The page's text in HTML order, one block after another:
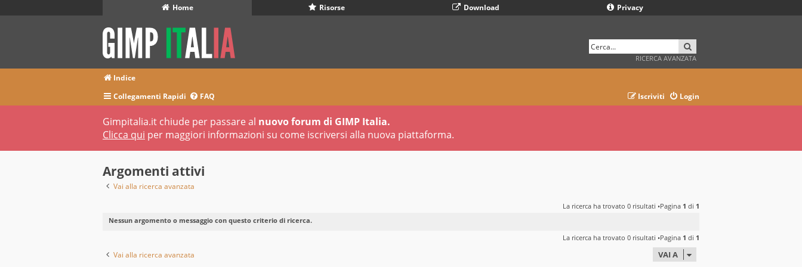
Home Risorse Download Privacy
RICERCA AVANZATA
Indice
Collegamenti Rapidi
FAQ Login
Iscriviti
Gimpitalia.it chiude per passare al nuovo forum di GIMP Italia.
Clicca qui per maggiori informazioni su come iscriversi alla nuova piattaforma.
Argomenti attivi
Vai alla ricerca avanzata
La ricerca ha trovato 0 risultati •Pagina 1 di 1
Nessun argomento o messaggio con questo criterio di ricerca.
La ricerca ha trovato 0 risultati •Pagina 1 di 1
Vai alla ricerca avanzata VAI A